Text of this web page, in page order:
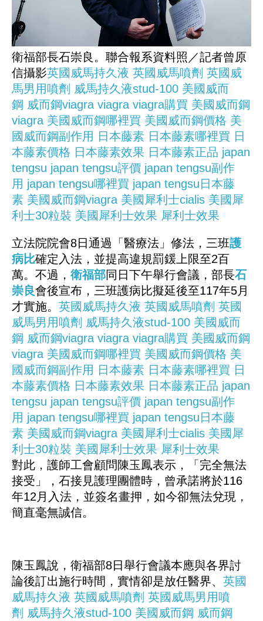
衛福部長石崇良。聯合報系資料照／記者曾原
信攝影英國威馬持久液 英國威馬噴劑 英國威
馬男用噴劑 威馬持久液stud-100 美國威而
鋼 威而鋼viagra viagra viagra購買 美國威而鋼
viagra 美國威而鋼哪裡買 美國威而鋼價格 美
國威而鋼副作用 日本藤素 日本藤素哪裡買 日
本藤素價格 日本藤素效果 日本藤素正品 japan
tengsu japan tengsu評價 japan tengsu副作
用 japan tengsu哪裡買 japan tengsu日本藤
素 美國威而鋼viagra 美國犀利士cialis 美國犀
利士30粒裝 美國犀利士效果 犀利士效果
立法院院會8日通過「醫療法」修法，三班護
病比確定入法，並提高違規罰鍰上限至2百
萬。不過， 衛福部同日下午舉行會議，部長石
崇良會後宣布，三班護病比擬延後至117年5月
才實施。 英國威馬持久液 英國威馬噴劑 英國
威馬男用噴劑 威馬持久液stud-100 美國威而
鋼 威而鋼viagra viagra viagra購買 美國威而鋼
viagra 美國威而鋼哪裡買 美國威而鋼價格 美
國威而鋼副作用 日本藤素 日本藤素哪裡買 日
本藤素價格 日本藤素效果 日本藤素正品 japan
tengsu japan tengsu評價 japan tengsu副作
用 japan tengsu哪裡買 japan tengsu日本藤
素 美國威而鋼viagra 美國犀利士cialis 美國犀
利士30粒裝 美國犀利士效果 犀利士效果
對此，護師工會顧問陳玉鳳表示，「完全無法
接受」，石接見護理團體時，曾承諾將於116
年12月入法，並簽名畫押，如今卻無法兌現，
簡直毫無誠信。
陳玉鳳說，衛福部8日舉行會議本應與各界討
論後訂出施行時間，實情卻是放任醫界、 英國
威馬持久液 英國威馬噴劑 英國威馬男用噴
劑 威馬持久液stud-100 美國威而鋼 威而鋼